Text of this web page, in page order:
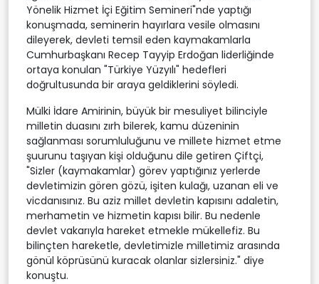
Yönelik Hizmet İçi Eğitim Semineri"nde yaptığı
konuşmada, seminerin hayırlara vesile olmasını
dileyerek, devleti temsil eden kaymakamlarla
Cumhurbaşkanı Recep Tayyip Erdoğan liderliğinde
ortaya konulan "Türkiye Yüzyılı" hedefleri
doğrultusunda bir araya geldiklerini söyledi.
Mülki İdare Amirinin, büyük bir mesuliyet bilinciyle
milletin duasını zırh bilerek, kamu düzeninin
sağlanması sorumluluğunu ve millete hizmet etme
şuurunu taşıyan kişi olduğunu dile getiren Çiftçi,
"Sizler (kaymakamlar) görev yaptığınız yerlerde
devletimizin gören gözü, işiten kulağı, uzanan eli ve
vicdanısınız. Bu aziz millet devletin kapısını adaletin,
merhametin ve hizmetin kapısı bilir. Bu nedenle
devlet vakarıyla hareket etmekle mükellefiz. Bu
bilinçten hareketle, devletimizle milletimiz arasında
gönül köprüsünü kuracak olanlar sizlersiniz." diye
konuştu.